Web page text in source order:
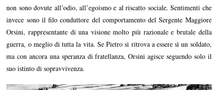
non sono dovute all’odio, all’egoismo e al riscatto sociale. Sentimenti che
invece sono il filo conduttore del comportamento del Sergente Maggiore
Orsini, rappresentante di una visione molto più razionale e brutale della
guerra, o meglio di tutta la vita. Se Pietro si ritrova a essere sì un soldato,
ma con ancora una speranza di fratellanza, Orsini agisce seguendo solo il
suo istinto di sopravvivenza.